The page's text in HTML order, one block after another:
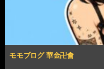
モモブログ 華金卍會